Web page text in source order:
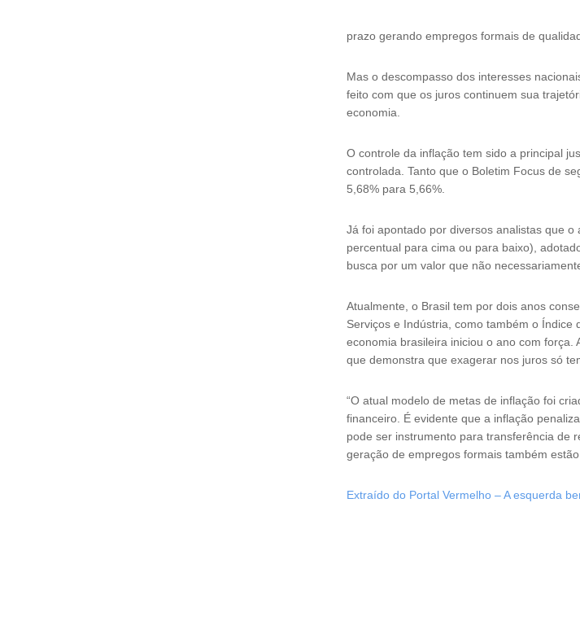
prazo gerando empregos formais de
Mas o descompasso dos interesses
feito com que os juros continuem sua
economia.
O controle da inflação tem sido a principal
controlada. Tanto que o Boletim Focus de
5,68% para 5,66%.
Já foi apontado por diversos analistas que
percentual para cima ou para baixo),
busca por um valor que não
Atualmente, o Brasil tem por dois anos
Serviços e Indústria, como também o Índice
economia brasileira iniciou o ano com
que demonstra que exagerar nos juros só
“O atual modelo de metas de inflação foi
financeiro. É evidente que a inflação
pode ser instrumento para transferência de
geração de empregos formais também
Extraído do Portal Vermelho – A esquerda